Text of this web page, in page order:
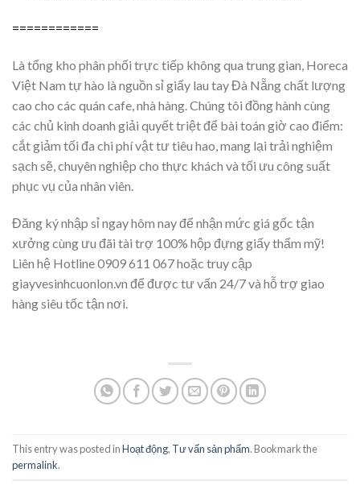
============
Là tổng kho phân phối trực tiếp không qua trung gian, Horeca
Việt Nam tự hào là nguồn sỉ giấy lau tay Đà Nẵng chất lượng
cao cho các quán cafe, nhà hàng. Chúng tôi đồng hành cùng
các chủ kinh doanh giải quyết triệt để bài toán giờ cao điểm:
cắt giảm tối đa chi phí vật tư tiêu hao, mang lại trải nghiệm
sạch sẽ, chuyên nghiệp cho thực khách và tối ưu công suất
phục vụ của nhân viên.
Đăng ký nhập sỉ ngay hôm nay để nhận mức giá gốc tận
xưởng cùng ưu đãi tài trợ 100% hộp đựng giấy thẩm mỹ!
Liên hệ Hotline 0909 611 067 hoặc truy cập
giayvesinhcuonlon.vn để được tư vấn 24/7 và hỗ trợ giao
hàng siêu tốc tận nơi.
This entry was posted inHoạt động, Tư vấn sản phẩm. Bookmark the
permalink.